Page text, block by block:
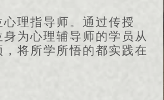
理指导师。通过传授
身为心理辅导师的学员从
将所学所悟的都实践在